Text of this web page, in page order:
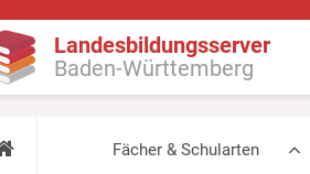
Landesbildungsserver
Baden-Württemberg
Fächer & Schularten